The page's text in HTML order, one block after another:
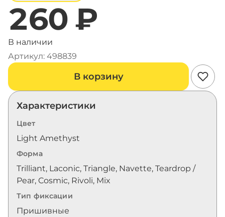
260 ₽
В наличии
Артикул: 498839
В корзину
Характеристики
Цвет
Light Amethyst
Форма
Trilliant, Laconic, Triangle, Navette, Teardrop /
Pear, Cosmic, Rivoli, Mix
Тип фиксации
Пришивные